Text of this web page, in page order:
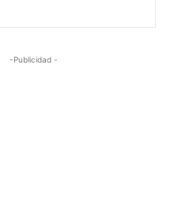
-Publicidad -